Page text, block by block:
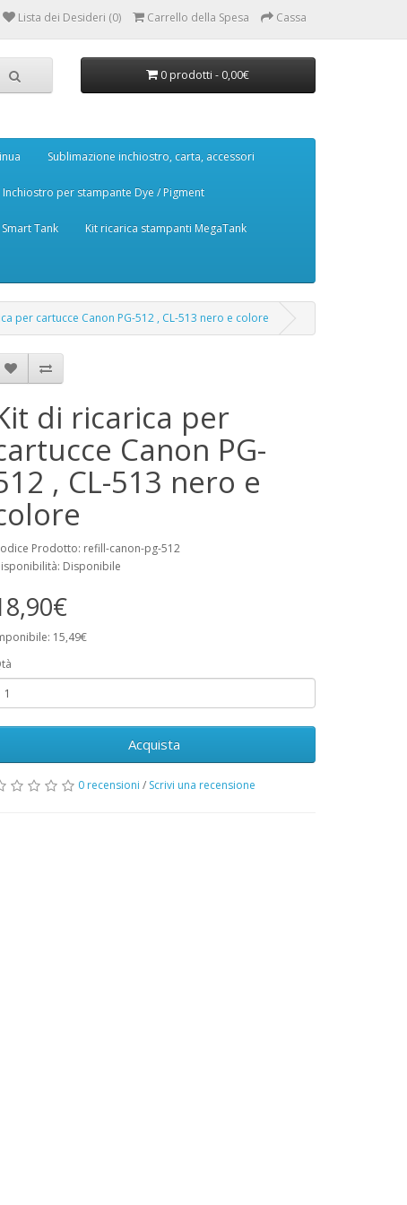
Lista dei Desideri (0) Carrello della Spesa Cassa
0 prodotti - 0,00€
Sublimazione inchiostro, carta, accessori
Inchiostro per stampante Dye / Pigment
Tank Kit ricarica stampanti MegaTank
per cartucce Canon PG-512 , CL-513 nero e colore
di ricarica per
Canon PG-
, CL-513 nero e
Prodotto: refill-canon-pg-512
Disponibile
15,49€
Acquista
0 recensioni / Scrivi una recensione